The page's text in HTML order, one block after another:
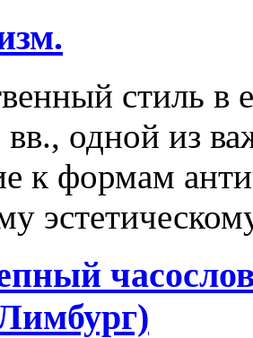
стиль в
вв., одной из
к формам